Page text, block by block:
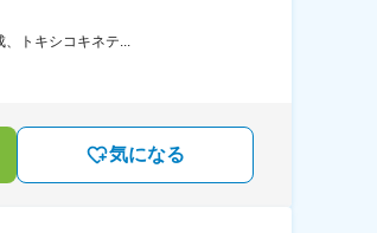
トキシコキネテ...
気になる